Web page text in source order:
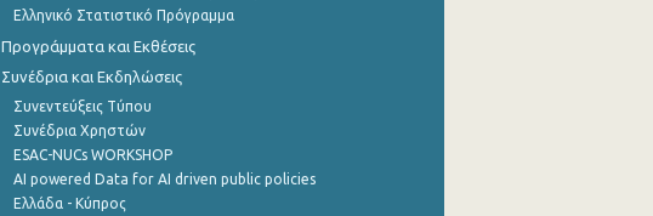
Ελληνικό Στατιστικό Πρόγραμμα
Προγράμματα και Εκθέσεις
Συνέδρια και Εκδηλώσεις
Συνεντεύξεις Τύπου
Συνέδρια Χρηστών
ESAC-NUCs WORKSHOP
AI powered Data for AI driven public policies
Ελλάδα - Κύπρος